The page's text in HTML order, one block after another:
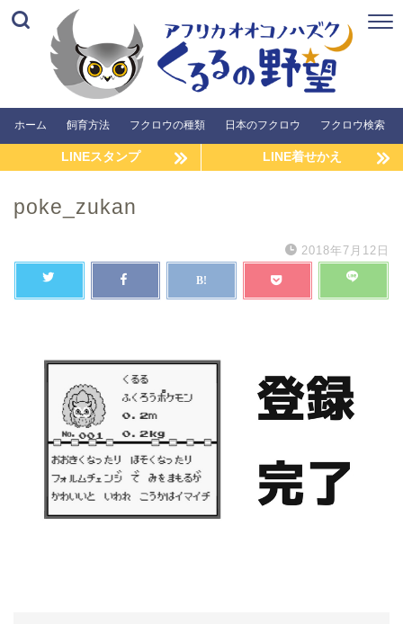
ホーム 飼育方法 フクロウの種類 日本のフクロウ フクロウ検索
LINEスタンプ LINE着せかえ
poke_zukan
2018年7月12日